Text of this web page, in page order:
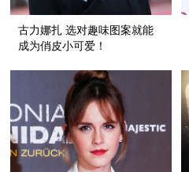
古力娜扎 选对趣味图案就能
成为俏皮小可爱！